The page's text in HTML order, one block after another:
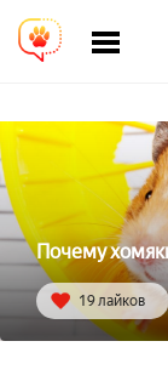
Почему
19 лайков